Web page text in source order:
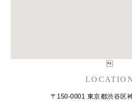
〒150-0001 東京都渋谷区